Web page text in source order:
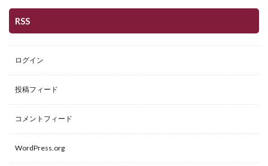
RSS
ログイン
投稿フィード
コメントフィード
WordPress.org